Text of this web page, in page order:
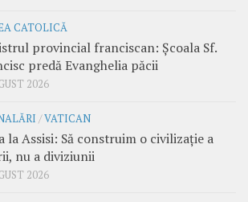
CATOLICĂ
provincial franciscan: Școala Sf.
predă Evanghelia păcii
2026
/VATICAN
la Assisi: Să construim o civilizație a
nu a diviziunii
2026